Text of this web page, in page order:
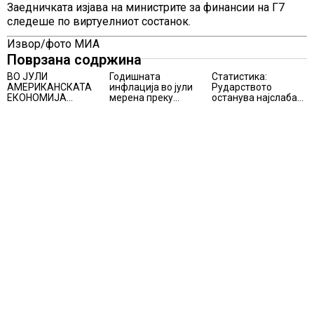
Заедничката изјава на министрите за финансии на Г7
следеше по виртуелниот состанок.
Извор/фото МИА
Поврзана содржина
ВО ЈУЛИ
АМЕРИКАНСКАТА
ЕКОНОМИЈА
Годишната
инфлација во јули
мерена преку
Статистика:
Рударството
останува најслаба